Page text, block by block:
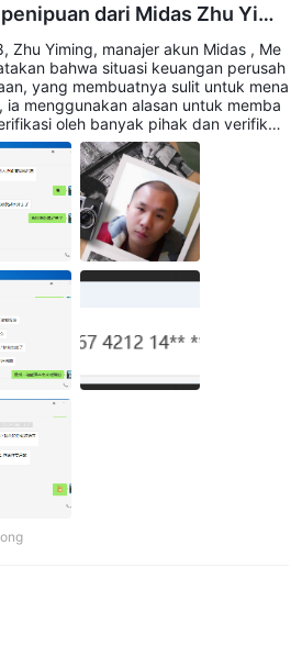
dari Midas Zhu Yimi
Zhu Yiming, manajer akun Midas , Me
bahwa situasi keuangan perusah
yang membuatnya sulit untuk mena
ia menggunakan alasan untuk memba
oleh banyak pihak dan verifikasi
bohong), dari 25 November hingga
RMB 41000 atas nama platform. .
itu berkali-kali, tetapi layanan pela
tanggung jawab. Kemudian, saya
platform. Platform mengatakan bahw
karena melanggar peraturan perusah
perusahaan. Mereka mengata
dan tidak menyelesaikan masala
ini, Yi Yiming masih mengelola a
dengan fakta kepergian. Dan selam
kondisi kerja. Sekarang saya men
Zhu Yiming, manajer akun Mid
Forex. Harap tinggal jauh dari layanan
ini. (Zhu Yiming, nomor kartu ban
Jika mereka tidak bisa menyele
tindakan hukum pada langkah
http://www.mdsforex.com/ Alamat:
Lantai 2, Bangunan 3, No. 135, Jalan
Telp: